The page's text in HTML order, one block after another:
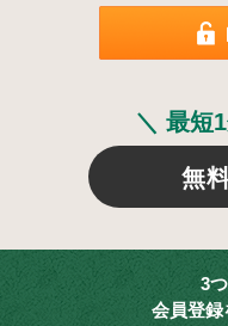
＼ 最短
無
3
会員登録